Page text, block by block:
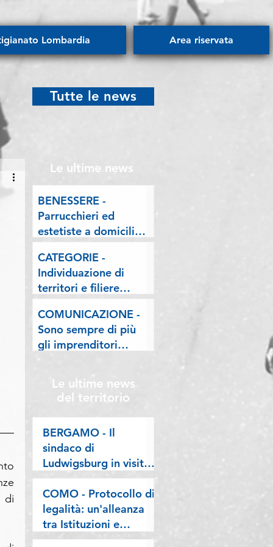
Lombardia Area riservata
di
Tutte le news
Le ultime news
BENESSERE -
Parrucchieri ed
estetiste a domicilio.
Esposto delle
Associazioni artigiane
lombarde: "Le regole
valgano per tutti"
CATEGORIE -
Individuazione di
territori e filiere
pilota nell'ambito del
"Programma V.E.R.A.
– Ecodesign etico e
valorizzazione delle
COMUNICAZIONE -
Sono sempre di più
gli imprenditori
Lombardia, la nostra
riflessione sulla
stampa
Le ultime news
del territorio
BERGAMO - Il
sindaco di
Ludwigsburg in visita
a Confartigianato
Bergamo: si rafforza
una collaborazione
lunga oltre vent’anni
COMO - Protocollo di
legalità: un'alleanza
tra Istituzioni e
imprese per difendere